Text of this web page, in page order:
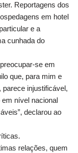
Reportagens dos
em hotel
e a
cunhada do
se em
que, para mim e
parece injustificável,
nível nacional
declarou ao
relações, quem